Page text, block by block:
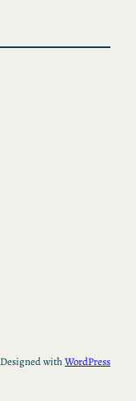
Designed withWordPress